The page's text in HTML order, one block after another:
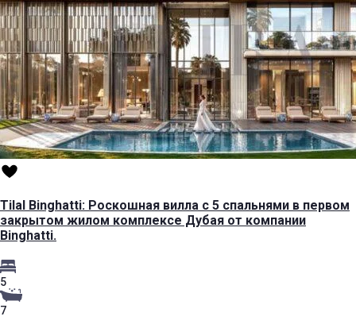
Tilal Binghatti: Роскошная вилла с 5 спальнями в первом
закрытом жилом комплексе Дубая от компании
Binghatti.
5
7